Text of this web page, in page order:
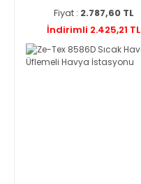
Fiyat : 2.787,60 TL
İndirimli 2.425,21 TL